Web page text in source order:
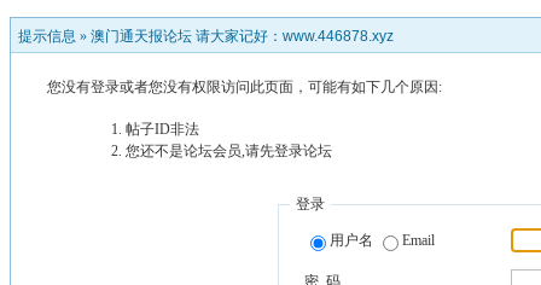
提示信息 » 澳门通天报论坛 请大家记好：www.446878.xyz
您没有登录或者您没有权限访问此页面，可能有如下几个原因:
帖子ID非法
您还不是论坛会员,请先登录论坛
登录
用户名 Email
密 码